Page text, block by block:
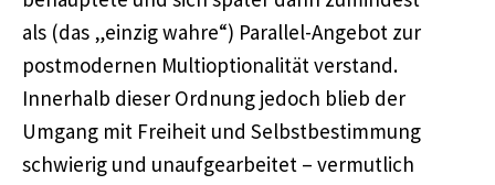
als (das „einzig wahre“) Parallel-Angebot zur
postmodernen Multioptionalität verstand.
Innerhalb dieser Ordnung jedoch blieb der
Umgang mit Freiheit und Selbstbestimmung
schwierig und unaufgearbeitet – vermutlich